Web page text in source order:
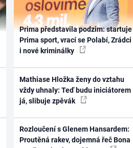
Prima představila podzim: startuje
Prima sport, vrací se Polabí, Zrádci
i nové kriminálky
Mathiase Hložka ženy do vztahu
vždy uhnaly: Teď budu iniciátorem
já, slibuje zpěvák
Rozloučení s Glenem Hansardem:
Proutěná rakev, dojemná řeč Bona